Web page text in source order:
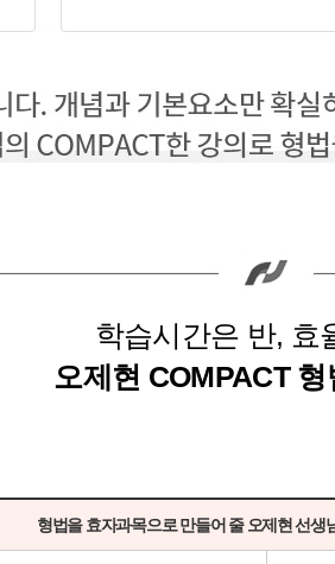
학습시간은 반, 효
오제현 COMPACT 형
형법을 효자과목으로 만들어 줄 오제현 선생